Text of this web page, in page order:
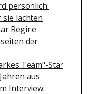
persönlich:
lachten
Regine
der
Team"-Star
aus
Interview: